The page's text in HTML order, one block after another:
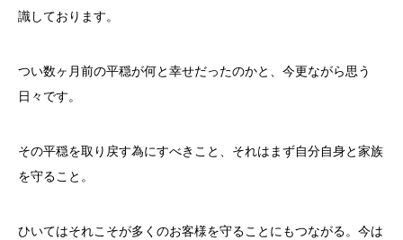
識しております。
つい数ヶ月前の平穏が何と幸せだったのかと、 今更ながら思う
日々です。
その平穏を取り戻す為にすべきこと、 それはまず自分自身と家族
を守ること。
ひいてはそれこそが多くのお客様を守ることにもつながる。 今は